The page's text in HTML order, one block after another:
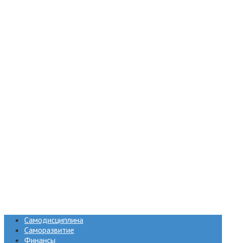
Самодисциплина
Саморазвитие
Финансы